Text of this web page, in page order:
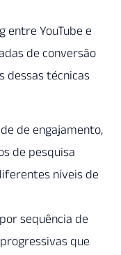
entre YouTube e
de conversão
dessas técnicas
de engajamento,
de pesquisa
níveis de
sequência de
que